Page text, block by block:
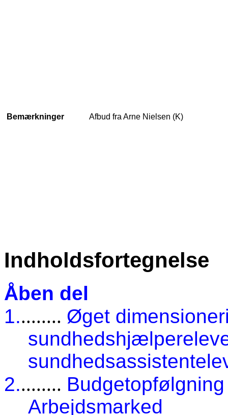
Bemærkninger Afbud fra Arne Nielsen (K)
Indholdsfortegnelse
Åben del
1......... Øget
2.........
Arbejdsmarked